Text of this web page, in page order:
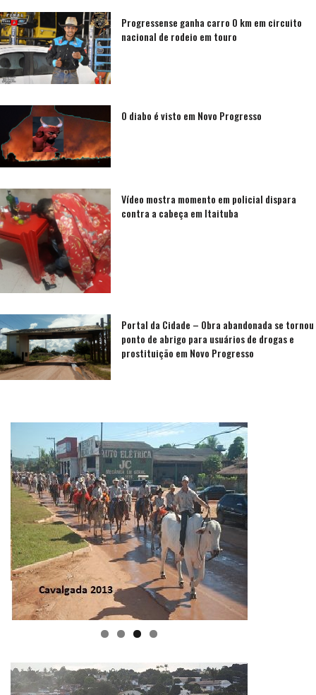
Progressense ganha carro 0 km em circuito
nacional de rodeio em touro
O diabo é visto em Novo Progresso
Vídeo mostra momento em policial dispara
contra a cabeça em Itaituba
Portal da Cidade – Obra abandonada se tornou
ponto de abrigo para usuários de drogas e
prostituição em Novo Progresso